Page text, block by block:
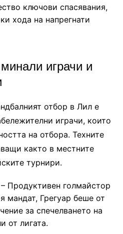
ключови спасявания,
хода на напрегнати
играчи и
отбор в Лил е
играчи, които
на отбора. Техните
както в местните
турнири.
Продуктивен голмайстор
мандат, Грегуар беше от
за спечелването на
от лигата.